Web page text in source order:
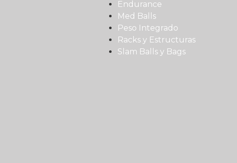
Endurance
Med Balls
Peso Integrado
Racks y Estructuras
Slam Balls y Bags